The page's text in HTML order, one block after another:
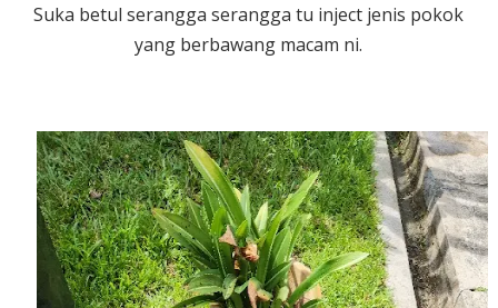
Suka betul serangga serangga tu inject jenis pokok
yang berbawang macam ni.